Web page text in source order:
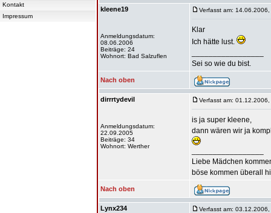
Kontakt
Impressum
kleene19
Anmeldungsdatum:
08.06.2006
Beiträge: 24
Wohnort: Bad Salzuflen
Verfasst am:
Klar
Ich hätte lust.
Sei so wie du bist.
Nach oben
dirrrtydevil
Anmeldungsdatum:
22.09.2005
Beiträge: 34
Wohnort: Werther
Verfasst am:
is ja super kleene,
dann wären wir ja
Liebe Mädchen
böse kommen überall
Nach oben
Lynx234 Verfasst am: